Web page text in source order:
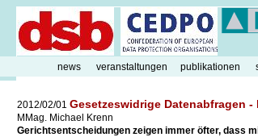
2012/02/01 Gesetzeswidrige Datenabfragen
MMag. Michael Krenn
Gerichtsentscheidungen zeigen immer öfter, dass
news veranstaltungen publikationen